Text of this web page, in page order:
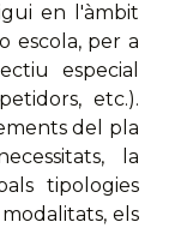
en l'àmbit
escola, per a
especial
etc.).
del pla
la
tipologies
els